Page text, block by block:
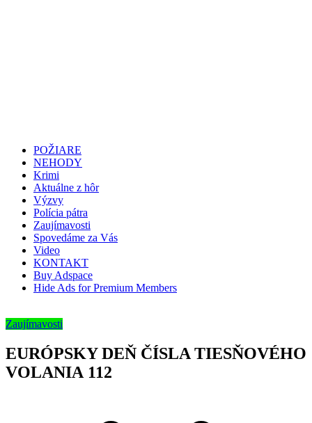
POŽIARE
NEHODY
Krimi
Aktuálne z hôr
Výzvy
Polícia pátra
Zaujímavosti
Spovedáme za Vás
Video
KONTAKT
Buy Adspace
Hide Ads for Premium Members
Zaujímavosti
EURÓPSKY DEŇ ČÍSLA TIESŇOVÉHO
VOLANIA 112